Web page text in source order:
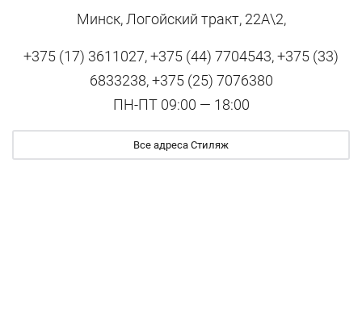
Минск, Логойский тракт, 22А\2,
+375 (17) 3611027, +375 (44) 7704543, +375 (33)
6833238, +375 (25) 7076380
ПН-ПТ 09:00 — 18:00
Все адреса Стиляж